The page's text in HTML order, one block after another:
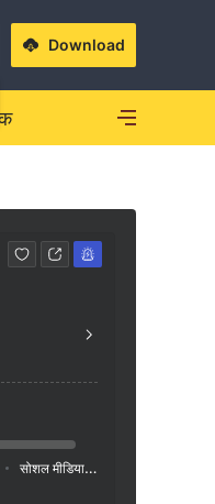
Download
सोशल मीडिया इंडेक्स